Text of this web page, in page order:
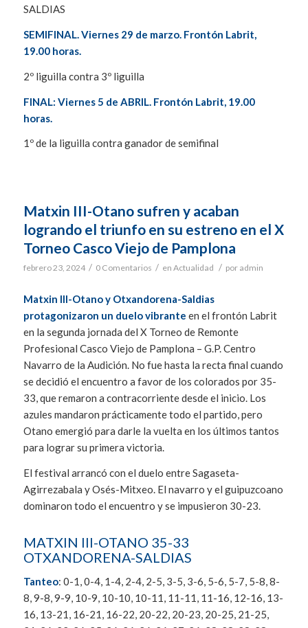
SALDIAS
SEMIFINAL. Viernes 29 de marzo. Frontón Labrit,
19.00 horas.
2º liguilla contra 3º liguilla
FINAL: Viernes 5 de ABRIL. Frontón Labrit, 19.00
horas.
1º de la liguilla contra ganador de semifinal
Matxin III-Otano sufren y acaban
logrando el triunfo en su estreno en el X
Torneo Casco Viejo de Pamplona
febrero 23, 2024 / 0 Comentarios / en Actualidad / por admin
Matxin III-Otano y Otxandorena-Saldias
protagonizaron un duelo vibrante en el frontón Labrit
en la segunda jornada del X Torneo de Remonte
Profesional Casco Viejo de Pamplona – G.P. Centro
Navarro de la Audición. No fue hasta la recta final cuando
se decidió el encuentro a favor de los colorados por 35-
33, que remaron a contracorriente desde el inicio. Los
azules mandaron prácticamente todo el partido, pero
Otano emergió para darle la vuelta en los últimos tantos
para lograr su primera victoria.
El festival arrancó con el duelo entre Sagaseta-
Agirrezabala y Osés-Mitxeo. El navarro y el guipuzcoano
dominaron todo el encuentro y se impusieron 30-23.
MATXIN III-OTANO 35-33
OTXANDORENA-SALDIAS
Tanteo: 0-1, 0-4, 1-4, 2-4, 2-5, 3-5, 3-6, 5-6, 5-7, 5-8, 8-
8, 9-8, 9-9, 10-9, 10-10, 10-11, 11-11, 11-16, 12-16, 13-
16, 13-21, 16-21, 16-22, 20-22, 20-23, 20-25, 21-25,